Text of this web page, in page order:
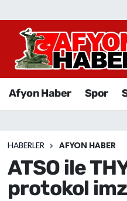
Afyon Haber Spor
HABERLER AFYON HABER
ATSO ile
protokol
Afyon Haber
Sağlık
Eğitim